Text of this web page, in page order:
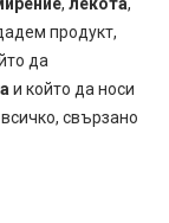
продукт,
да
и който да носи
свързано